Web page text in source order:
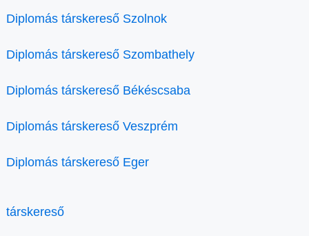
Diplomás társkereső Szolnok
Diplomás társkereső Szombathely
Diplomás társkereső Békéscsaba
Diplomás társkereső Veszprém
Diplomás társkereső Eger
társkereső